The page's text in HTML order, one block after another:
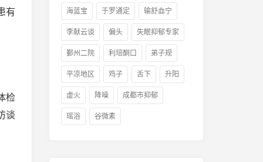
有
检
谈
海蓝宝 于罗通定 输舒血宁
李献云谈 偏头 失眠抑郁专家
鄞州二院 利培酮口 弟子规
平凉地区 鸡子 舌下 升阳
虚火 降噪 成都市抑郁
瑶浴 谷微素